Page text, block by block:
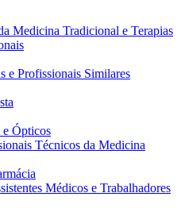
Medicina Tradicional e Terapias
e Profissionais Similares
e Ópticos
Técnicos da Medicina
Médicos e Trabalhadores